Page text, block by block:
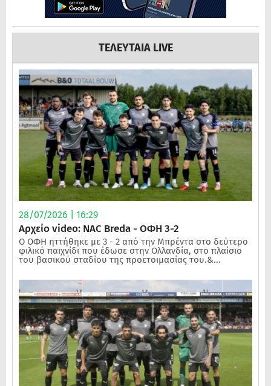
ΤΕΛΕΥΤΑΙΑ LIVE
28/07/2026 | 16:29
Αρχείο video: NAC Breda - ΟΦΗ 3-2
Ο ΟΦΗ ηττήθηκε με 3 - 2 από την Μπρέντα στο δεύτερο
φιλικό παιχνίδι που έδωσε στην Ολλανδία, στο πλαίσιο
του βασικού σταδίου της προετοιμασίας του.&...